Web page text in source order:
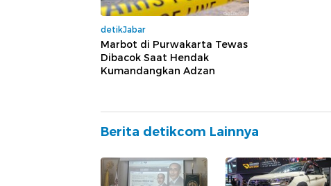
detikJabar
Marbot di Purwakarta Tewas
Dibacok Saat Hendak
Kumandangkan Adzan
Berita detikcom Lainnya